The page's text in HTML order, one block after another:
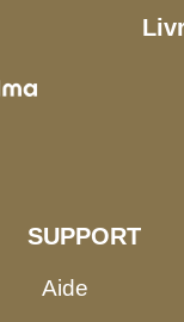
SUPPORT
Aide